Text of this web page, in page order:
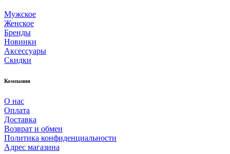
Мужское
Женское
Бренды
Новинки
Аксессуары
Скидки
Компания
О нас
Оплата
Доставка
Возврат и обмен
Политика конфиденциальности
Адрес магазина